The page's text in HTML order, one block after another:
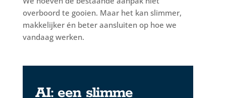
overboord te gooien. Maar het kan slimmer,
makkelijker én beter aansluiten op hoe we
vandaag werken.
AI: een slimme